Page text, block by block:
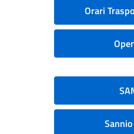
Orari